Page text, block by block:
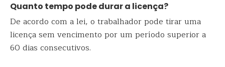
Quanto tempo pode durar a licença?
De acordo com a lei, o trabalhador pode tirar uma
licença sem vencimento por um período superior a
60 dias consecutivos.